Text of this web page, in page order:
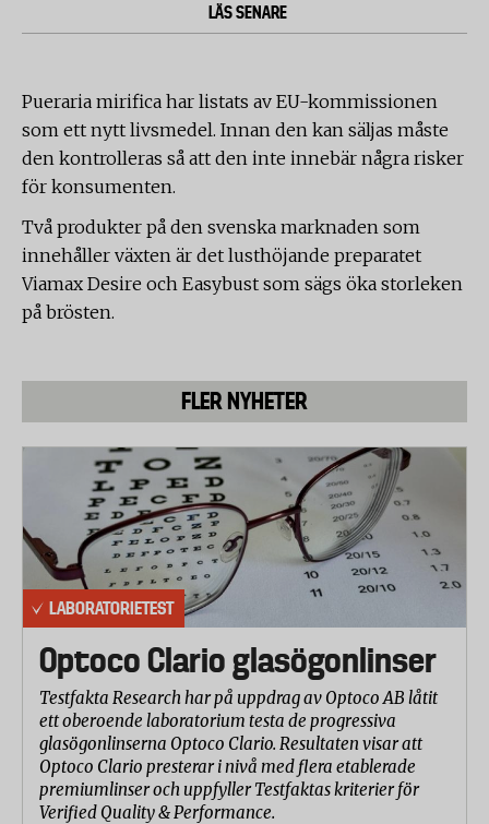
LÄS SENARE
Pueraria mirifica har listats av EU-kommissionen
som ett nytt livsmedel. Innan den kan säljas måste
den kontrolleras så att den inte innebär några risker
för konsumenten.
Två produkter på den svenska marknaden som
innehåller växten är det lusthöjande preparatet
Viamax Desire och Easybust som sägs öka storleken
på brösten.
FLER NYHETER
LABORATORIETEST
Optoco Clario glasögonlinser
Testfakta Research har på uppdrag av Optoco AB låtit
ett oberoende laboratorium testa de progressiva
glasögonlinserna Optoco Clario. Resultaten visar att
Optoco Clario presterar i nivå med flera etablerade
premiumlinser och uppfyller Testfaktas kriterier för
Verified Quality & Performance.